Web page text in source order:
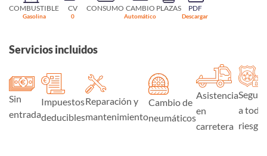
COMBUSTIBLE
Gasolina
CV
0
CONSUMO CAMBIO
Automático
PLAZAS PDF
Descargar
Servicios incluidos
Sin
entrada
Impuestos
deducibles
Reparación y
mantenimiento
Cambio de
neumáticos
Asistencia
en
carretera
Seguro
a todo
riesgo